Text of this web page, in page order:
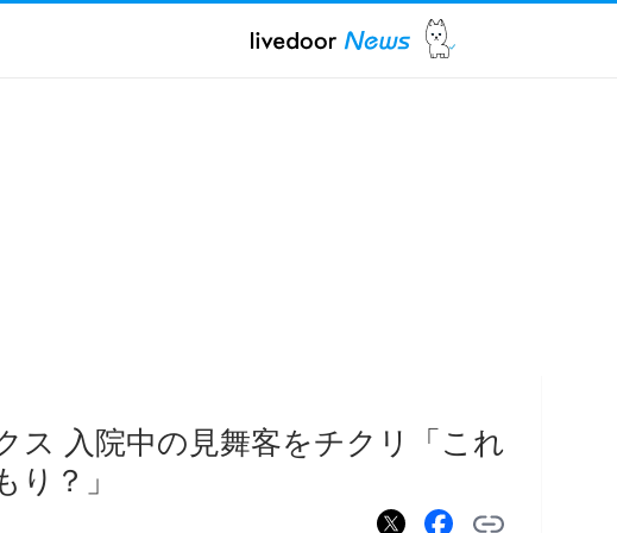
ス 入院中の見舞客をチクリ「これ
り？」